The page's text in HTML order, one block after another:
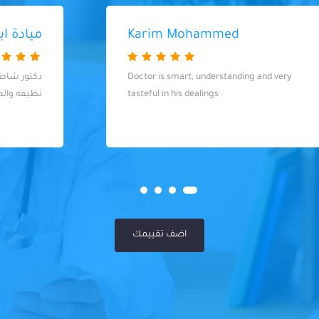
ميادة ابراهيم
دكتور شاطر جدا وعامل كل احتياطاته والعياده
نظيفه والمواعيد مظبوطه
اضف تقييمك